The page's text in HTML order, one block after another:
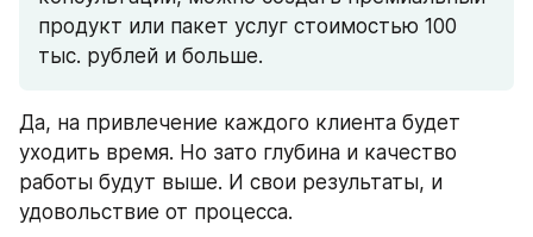
продукт или пакет услуг стоимостью 100
тыс. рублей и больше.
Да, на привлечение каждого клиента будет
уходить время. Но зато глубина и качество
работы будут выше. И свои результаты, и
удовольствие от процесса.